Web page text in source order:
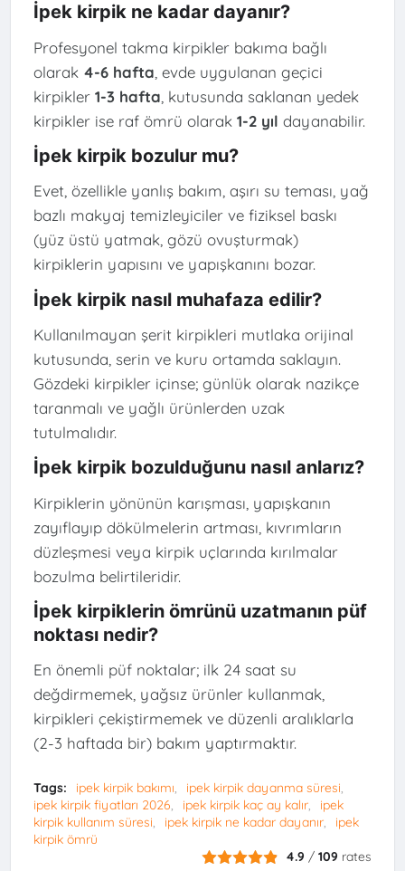
İpek kirpik ne kadar dayanır?
Profesyonel takma kirpikler bakıma bağlı
olarak 4-6 hafta , evde uygulanan geçici
kirpikler 1-3 hafta , kutusunda saklanan yedek
kirpikler ise raf ömrü olarak 1-2 yıl dayanabilir.
İpek kirpik bozulur mu?
Evet, özellikle yanlış bakım, aşırı su teması, yağ
bazlı makyaj temizleyiciler ve fiziksel baskı
(yüz üstü yatmak, gözü ovuşturmak)
kirpiklerin yapısını ve yapışkanını bozar.
İpek kirpik nasıl muhafaza edilir?
Kullanılmayan şerit kirpikleri mutlaka orijinal
kutusunda, serin ve kuru ortamda saklayın.
Gözdeki kirpikler içinse; günlük olarak nazikçe
taranmalı ve yağlı ürünlerden uzak
tutulmalıdır.
İpek kirpik bozulduğunu nasıl anlarız?
Kirpiklerin yönünün karışması, yapışkanın
zayıflayıp dökülmelerin artması, kıvrımların
düzleşmesi veya kirpik uçlarında kırılmalar
bozulma belirtileridir.
İpek kirpiklerin ömrünü uzatmanın püf
noktası nedir?
En önemli püf noktalar; ilk 24 saat su
değdirmemek, yağsız ürünler kullanmak,
kirpikleri çekiştirmemek ve düzenli aralıklarla
(2-3 haftada bir) bakım yaptırmaktır.
Tags: ipek kirpik bakımı
ipek kirpik dayanma süresi
ipek kirpik fiyatları 2026
ipek kirpik kaç ay kalır
ipek
kirpik kullanım süresi
ipek kirpik ne kadar dayanır
ipek
kirpik ömrü
4.9 /109 rates